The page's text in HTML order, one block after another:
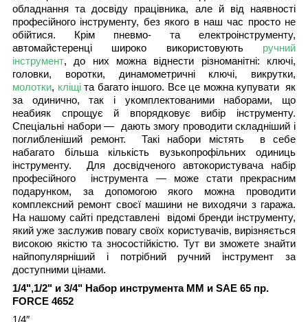
обладнання та досвіду працівника, але й від наявності
професійного інструменту, без якого в наш час просто не
обійтися. Крім пневмо- та електроінструменту,
автомайстеренці широко використовують ручний
інструмент, до них можна віднести різноманітні: ключі,
головки, воротки, динамометричні ключі, викрутки,
молотки, кліщіта багато іншого. Все це можна купувати як
за одинично, так і укомплектованими наборами, що
неабияк спрощує й впорядковує вибір інструменту.
Спеціальні набори — дають змогу проводити складніший і
поглибленіший ремонт. Такі набори містять в себе
набагато більша кількість вузькопрофільних одиниць
інструменту. Для досвідченого автокористувача набір
професійного інструмента — може стати прекрасним
подарунком, за допомогою якого можна проводити
комплексний ремонт своєї машини не виходячи з гаража.
На нашому сайті представлені відомі бренди інструменту,
який уже заслужив повагу своїх користувачів, вирізняється
високою якістю та зносостійкістю. Тут ви зможете знайти
найпопулярніший і потрібний ручний інструмент за
доступними цінами.
1/4",1/2" и 3/4" Набор инструмента ММ и SAE 65 пр.
FORCE 4652
1/4″